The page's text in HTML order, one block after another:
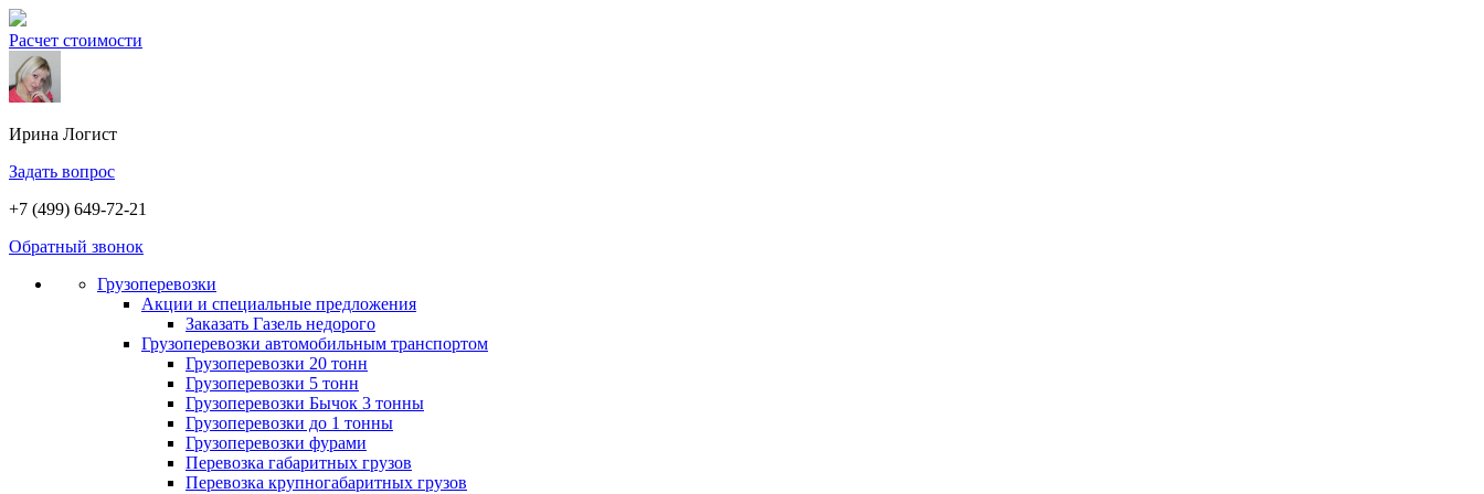
Расчет стоимости
Ирина Логист
Задать вопрос
+7 (499) 649-72-21
Обратный звонок
Грузоперевозки
Акции и специальные предложения
Заказать Газель недорого
Грузоперевозки автомобильным транспортом
Грузоперевозки 20 тонн
Грузоперевозки 5 тонн
Грузоперевозки Бычок 3 тонны
Грузоперевозки до 1 тонны
Грузоперевозки фурами
Перевозка габаритных грузов
Перевозка крупногабаритных грузов